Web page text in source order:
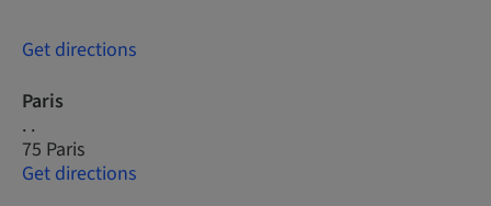
Get directions
Paris
. .
75 Paris
Get directions